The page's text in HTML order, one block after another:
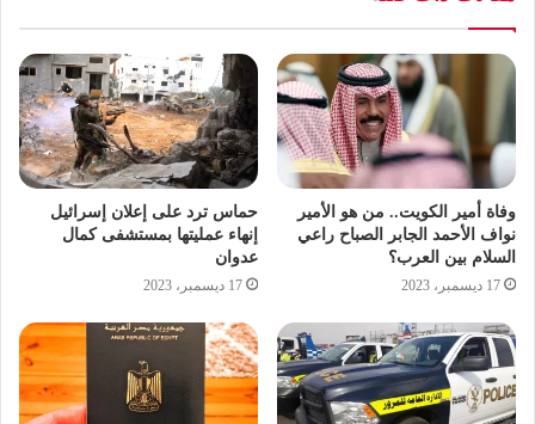
وفاة أمير الكويت.. من هو الأمير
نواف الأحمد الجابر الصباح راعي
السلام بين العرب؟
17 ديسمبر، 2023
حماس ترد على إعلان إسرائيل
إنهاء عمليتها بمستشفى كمال
عدوان
17 ديسمبر، 2023